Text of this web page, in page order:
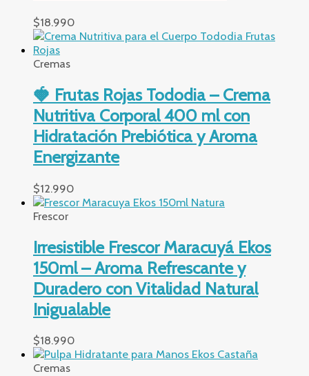
$18.990
Cremas
🍓 Frutas Rojas Tododia – Crema
Nutritiva Corporal 400 ml con
Hidratación Prebiótica y Aroma
Energizante
$12.990
Frescor
Irresistible Frescor Maracuyá Ekos
150ml – Aroma Refrescante y
Duradero con Vitalidad Natural
Inigualable
$18.990
Cremas